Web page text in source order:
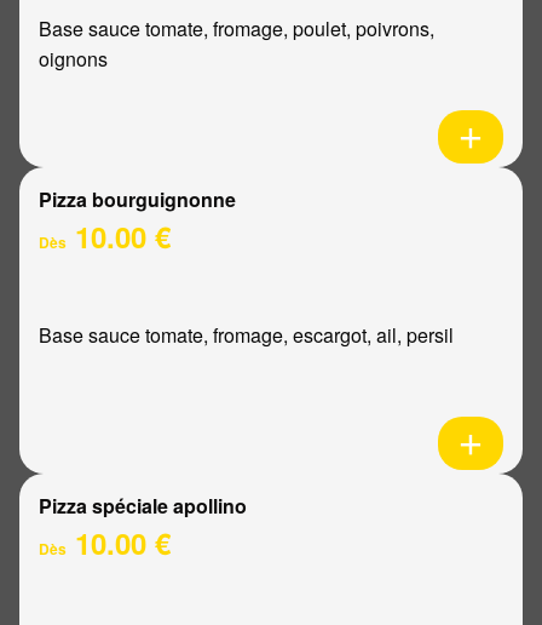
Base sauce tomate, fromage, poulet, poivrons,
oignons
Pizza bourguignonne
Dès 10.00 €
Base sauce tomate, fromage, escargot, ail, persil
Pizza spéciale apollino
Dès 10.00 €